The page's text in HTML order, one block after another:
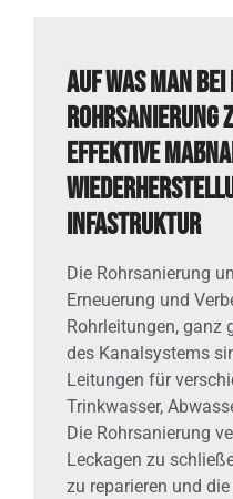
Auf was man
Rohrsanierung
Effektive
Infastruktur
Die Rohrsanierung
Erneuerung und
Rohrleitungen, ganz
des Kanalsystems
Leitungen für
Trinkwasser,
Die Rohrsanierung
Leckagen zu
zu reparieren und